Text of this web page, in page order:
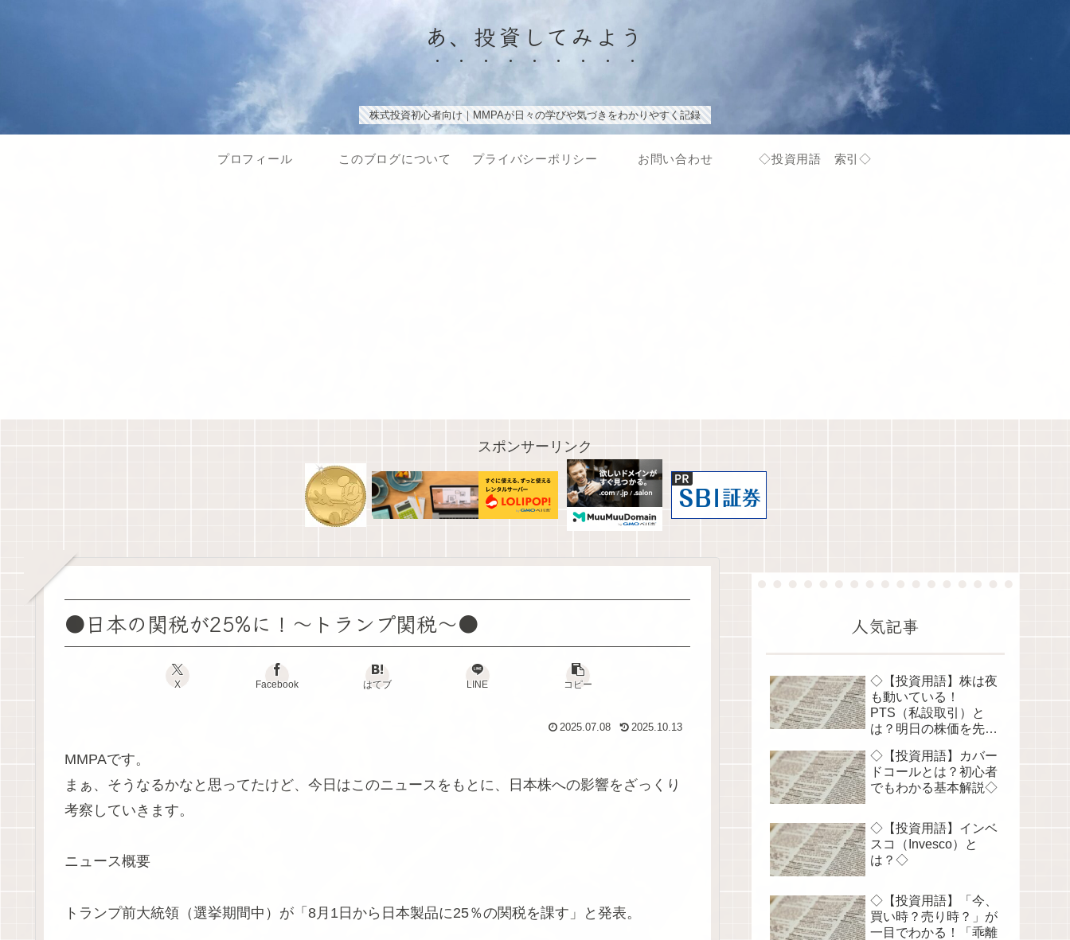
あ、投資してみよう
株式投資初心者向け｜MMPAが日々の学びや気づきをわかりやすく記録
プロフィール このブログについて プライバシーポリシー お問い合わせ ◇投資用語 索引◇
スポンサーリンク
●日本の関税が25%に！～トランプ関税～●
X Facebook はてブ LINE コピー
2025.07.08 2025.10.13
MMPAです。
まぁ、そうなるかなと思ってたけど、今日はこのニュースをもとに、日本株への影響をざっくり
考察していきます。
ニュース概要
トランプ前大統領（選挙期間中）が「8月1日から日本製品に25％の関税を課す」と発表。
人気記事
◇【投資用語】株は夜
も動いている！
PTS（私設取引）と
は？明日の株価を先読
◇【投資用語】カバー
ドコールとは？初心者
でもわかる基本解説◇
◇【投資用語】インベ
スコ（Invesco）と
は？◇
◇【投資用語】「今、
買い時？売り時？」が
一目でわかる！「乖離